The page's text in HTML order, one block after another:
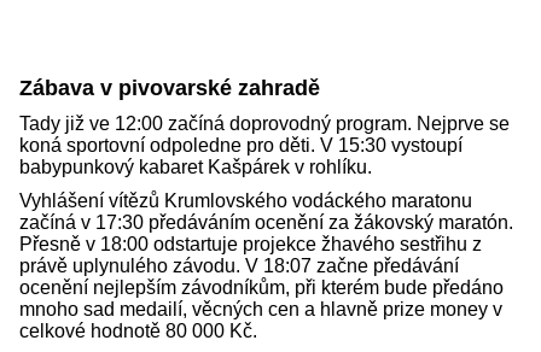
Zábava v pivovarské zahradě
Tady již ve 12:00 začíná doprovodný program. Nejprve se
koná sportovní odpoledne pro děti. V 15:30 vystoupí
babypunkový kabaret Kašpárek v rohlíku.
Vyhlášení vítězů Krumlovského vodáckého maratonu
začíná v 17:30 předáváním ocenění za žákovský maratón.
Přesně v 18:00 odstartuje projekce žhavého sestřihu z
právě uplynulého závodu. V 18:07 začne předávání
ocenění nejlepším závodníkům, při kterém bude předáno
mnoho sad medailí, věcných cen a hlavně prize money v
celkové hodnotě 80 000 Kč.